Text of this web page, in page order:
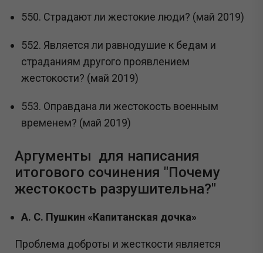
550. Страдают ли жестокие люди? (май 2019)
552. Является ли равнодушие к бедам и
страданиям другого проявлением
жестокости? (май 2019)
553. Оправдана ли жестокость военным
временем? (май 2019)
Аргументы для написания
итогового сочинения "Почему
жестокость разрушительна?"
А. С. Пушкин «Капитанская дочка»
Проблема доброты и жесткости является